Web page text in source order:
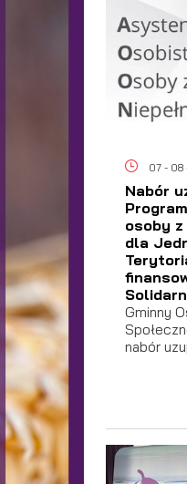
07 - 08
Nabór
osoby z
dla
Gminny
nabór